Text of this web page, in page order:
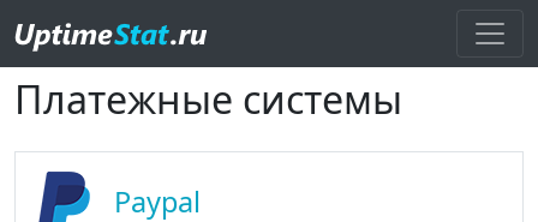
Платежные системы
Paypal